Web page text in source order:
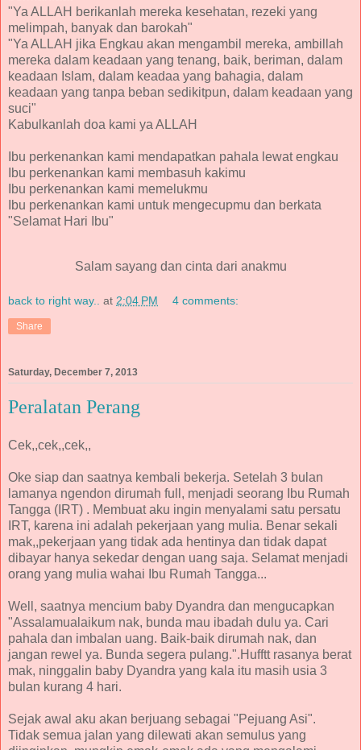
"Ya ALLAH berikanlah mereka kesehatan, rezeki yang
melimpah, banyak dan barokah"
"Ya ALLAH jika Engkau akan mengambil mereka, ambillah
mereka dalam keadaan yang tenang, baik, beriman, dalam
keadaan Islam, dalam keadaa yang bahagia, dalam
keadaan yang tanpa beban sedikitpun, dalam keadaan yang
suci"
Kabulkanlah doa kami ya ALLAH
Ibu perkenankan kami mendapatkan pahala lewat engkau
Ibu perkenankan kami membasuh kakimu
Ibu perkenankan kami memelukmu
Ibu perkenankan kami untuk mengecupmu dan berkata
"Selamat Hari Ibu"
Salam sayang dan cinta dari anakmu
back to right way.. at 2:04 PM 4 comments:
Share
Saturday, December 7, 2013
Peralatan Perang
Cek,,cek,,cek,,
Oke siap dan saatnya kembali bekerja. Setelah 3 bulan
lamanya ngendon dirumah full, menjadi seorang Ibu Rumah
Tangga (IRT) . Membuat aku ingin menyalami satu persatu
IRT, karena ini adalah pekerjaan yang mulia. Benar sekali
mak,,pekerjaan yang tidak ada hentinya dan tidak dapat
dibayar hanya sekedar dengan uang saja. Selamat menjadi
orang yang mulia wahai Ibu Rumah Tangga...
Well, saatnya mencium baby Dyandra dan mengucapkan
"Assalamualaikum nak, bunda mau ibadah dulu ya. Cari
pahala dan imbalan uang. Baik-baik dirumah nak, dan
jangan rewel ya. Bunda segera pulang.".Hufftt rasanya berat
mak, ninggalin baby Dyandra yang kala itu masih usia 3
bulan kurang 4 hari.
Sejak awal aku akan berjuang sebagai "Pejuang Asi".
Tidak semua jalan yang dilewati akan semulus yang